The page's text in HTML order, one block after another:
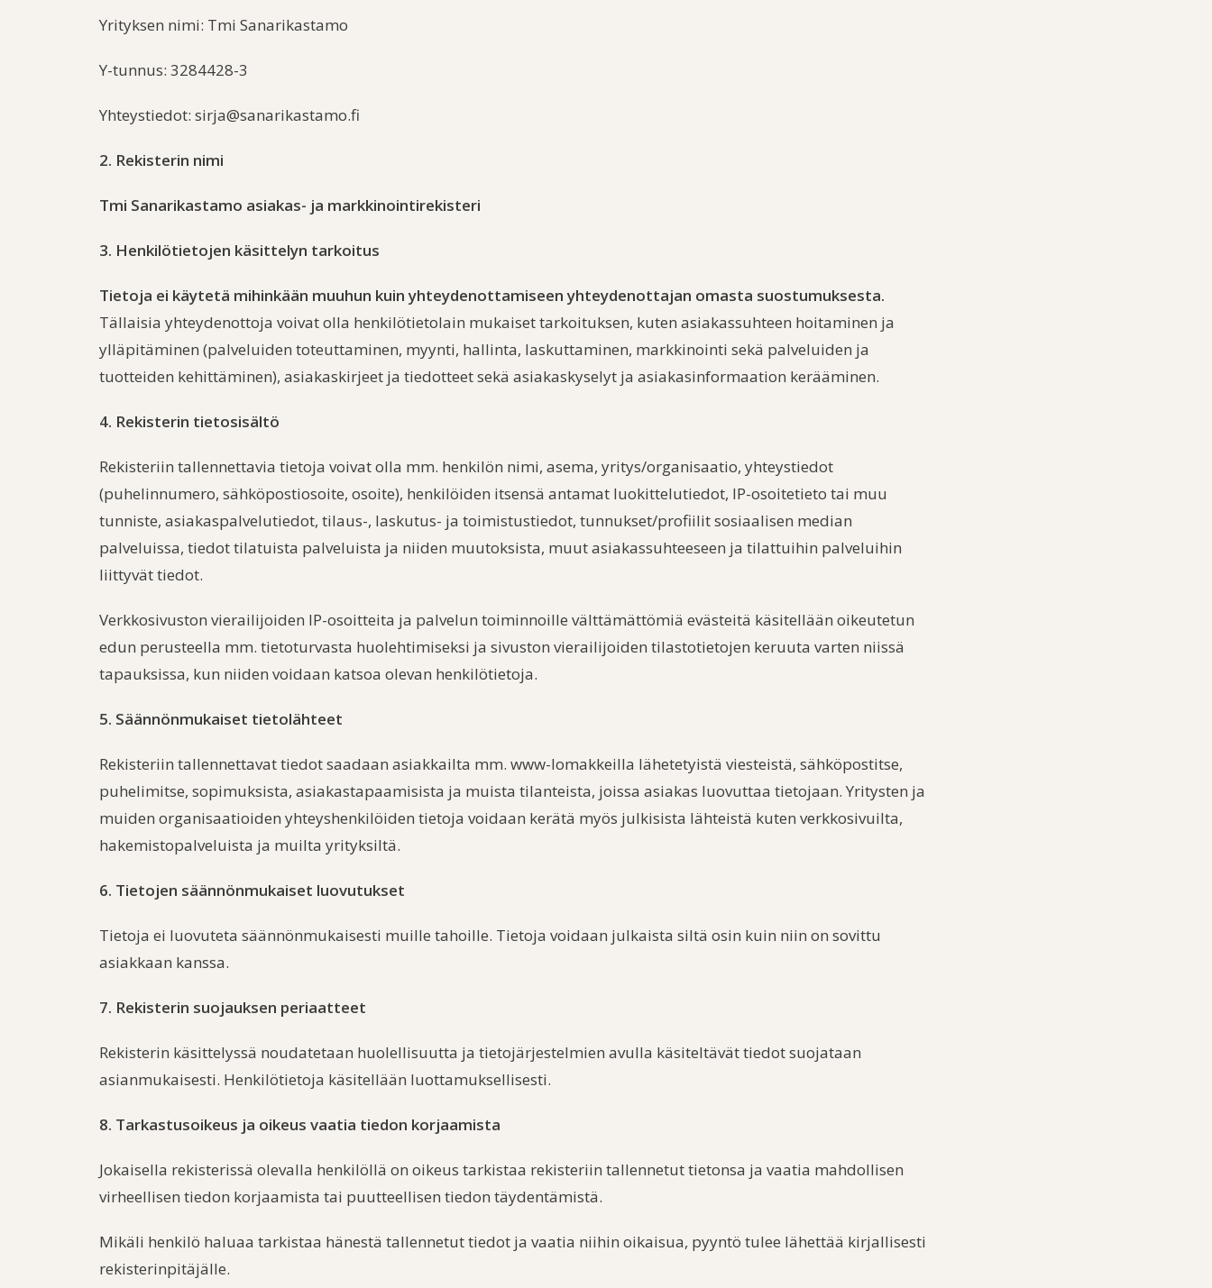
Yrityksen nimi: Tmi Sanarikastamo
Y-tunnus: 3284428-3
Yhteystiedot: sirja@sanarikastamo.fi
2. Rekisterin nimi
Tmi Sanarikastamo asiakas- ja markkinointirekisteri
3. Henkilötietojen käsittelyn tarkoitus
Tietoja ei käytetä mihinkään muuhun kuin yhteydenottamiseen yhteydenottajan omasta suostumuksesta.
Tällaisia yhteydenottoja voivat olla henkilötietolain mukaiset tarkoituksen, kuten asiakassuhteen hoitaminen ja
ylläpitäminen (palveluiden toteuttaminen, myynti, hallinta, laskuttaminen, markkinointi sekä palveluiden ja
tuotteiden kehittäminen), asiakaskirjeet ja tiedotteet sekä asiakaskyselyt ja asiakasinformaation kerääminen.
4. Rekisterin tietosisältö
Rekisteriin tallennettavia tietoja voivat olla mm. henkilön nimi, asema, yritys/organisaatio, yhteystiedot
(puhelinnumero, sähköpostiosoite, osoite), henkilöiden itsensä antamat luokittelutiedot, IP-osoitetieto tai muu
tunniste, asiakaspalvelutiedot, tilaus-, laskutus- ja toimistustiedot, tunnukset/profiilit sosiaalisen median
palveluissa, tiedot tilatuista palveluista ja niiden muutoksista, muut asiakassuhteeseen ja tilattuihin palveluihin
liittyvät tiedot.
Verkkosivuston vierailijoiden IP-osoitteita ja palvelun toiminnoille välttämättömiä evästeitä käsitellään oikeutetun
edun perusteella mm. tietoturvasta huolehtimiseksi ja sivuston vierailijoiden tilastotietojen keruuta varten niissä
tapauksissa, kun niiden voidaan katsoa olevan henkilötietoja.
5. Säännönmukaiset tietolähteet
Rekisteriin tallennettavat tiedot saadaan asiakkailta mm. www-lomakkeilla lähetetyistä viesteistä, sähköpostitse,
puhelimitse, sopimuksista, asiakastapaamisista ja muista tilanteista, joissa asiakas luovuttaa tietojaan. Yritysten ja
muiden organisaatioiden yhteyshenkilöiden tietoja voidaan kerätä myös julkisista lähteistä kuten verkkosivuilta,
hakemistopalveluista ja muilta yrityksiltä.
6. Tietojen säännönmukaiset luovutukset
Tietoja ei luovuteta säännönmukaisesti muille tahoille. Tietoja voidaan julkaista siltä osin kuin niin on sovittu
asiakkaan kanssa.
7. Rekisterin suojauksen periaatteet
Rekisterin käsittelyssä noudatetaan huolellisuutta ja tietojärjestelmien avulla käsiteltävät tiedot suojataan
asianmukaisesti. Henkilötietoja käsitellään luottamuksellisesti.
8. Tarkastusoikeus ja oikeus vaatia tiedon korjaamista
Jokaisella rekisterissä olevalla henkilöllä on oikeus tarkistaa rekisteriin tallennetut tietonsa ja vaatia mahdollisen
virheellisen tiedon korjaamista tai puutteellisen tiedon täydentämistä.
Mikäli henkilö haluaa tarkistaa hänestä tallennetut tiedot ja vaatia niihin oikaisua, pyyntö tulee lähettää kirjallisesti
rekisterinpitäjälle.